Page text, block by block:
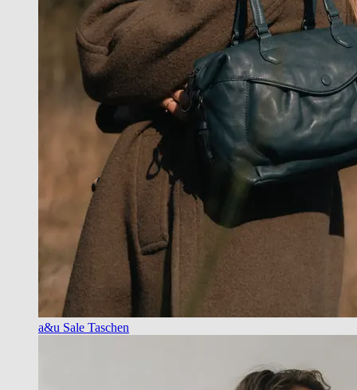
a&u Sale Taschen